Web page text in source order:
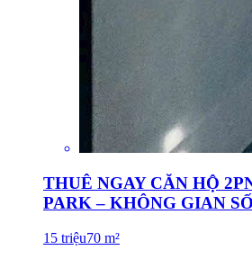
THUÊ NGAY CĂN HỘ
PARK – KHÔNG GIAN
15 triệu70 m²